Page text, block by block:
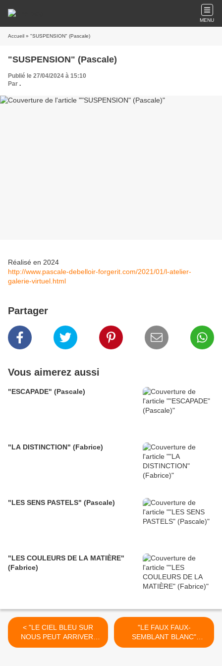
MENU
Accueil » "SUSPENSION" (Pascale)
"SUSPENSION" (Pascale)
Publié le 27/04/2024 à 15:10
Par .
Réalisé en 2024
http://www.pascale-debelloir-forgerit.com/2021/01/l-atelier-
galerie-virtuel.html
Partager
Vous aimerez aussi
"ESCAPADE" (Pascale)
"LA DISTINCTION" (Fabrice)
"LES SENS PASTELS" (Pascale)
"LES COULEURS DE LA MATIÈRE"
(Fabrice)
< "LE CIEL BLEU SUR
NOUS PEUT ARRIVER"
(Pascale)
"LE FAUX FAUX-
SEMBLANT BLANC"
(Fabrice) >